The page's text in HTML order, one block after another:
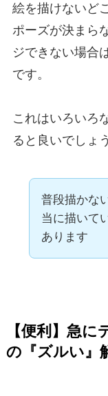
絵を描けないど
ポーズが決まら
ジできない場合
です。
これはいろいろ
ると良いでしょう
普段描かな
当に描いて
あります
【便利】急
の『ズルい』